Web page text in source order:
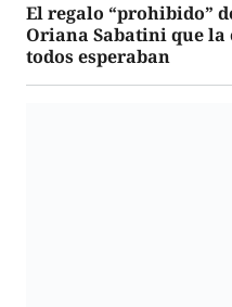
El regalo “prohibido”
Oriana Sabatini que
todos esperaban